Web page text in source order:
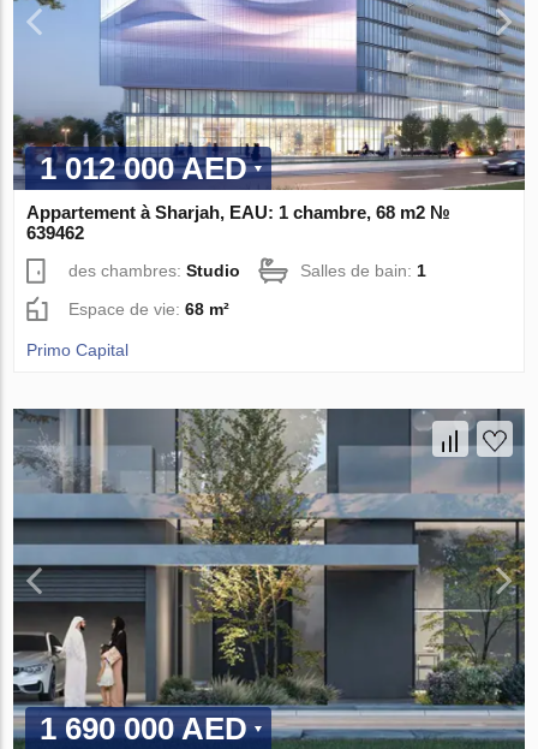
1 012 000 AED
Appartement à Sharjah, EAU: 1 chambre, 68 m2 №
639462
des chambres:Studio Salles de bain:1
Espace de vie:68 m²
Primo Capital
1 690 000 AED